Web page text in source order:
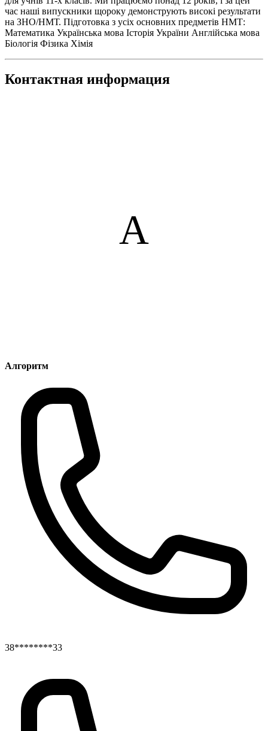
час наші випускники щороку демонструють високі результати
на ЗНО/НМТ. Підготовка з усіх основних предметів НМТ:
Математика Українська мова Історія України Англійська мова
Біологія Фізика Хімія
Контактная информация
А
Алгоритм
38********33